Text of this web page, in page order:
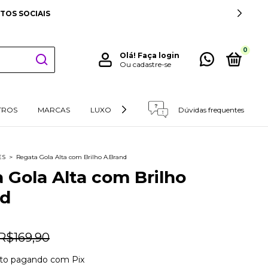
Olá! Faça login
Ou cadastre-se
0
MARCAS LUXO RETIRADAS E DEVOLUÇÕES
Dúvidas frequentes
> Regata Gola Alta com Brilho A.Brand
Gola Alta com Brilho
pagando com Pix